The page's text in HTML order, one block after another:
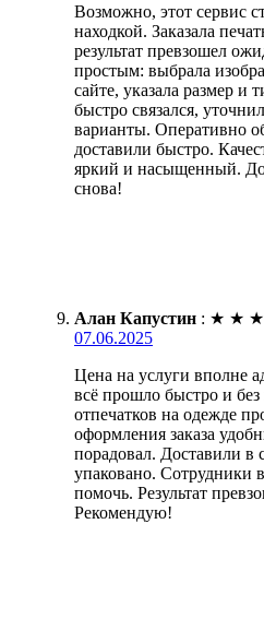
Возможно, этот сервис
находкой. Заказала
результат превзошел
простым: выбрала
сайте, указала размер и
быстро связался,
варианты. Оперативно
доставили быстро.
яркий и насыщенный.
снова!
Алан Капустин : ★ ★ ★
07.06.2025
Цена на услуги вполне
всё прошло быстро и
отпечатков на одежде
оформления заказа
порадовал. Доставили в
упаковано. Сотрудники
помочь. Результат
Рекомендую!